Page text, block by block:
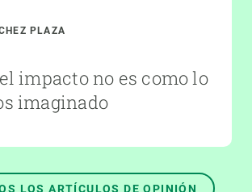
PLAZA
impacto no es como lo
imaginado
LOS ARTÍCULOS DE OPINIÓN